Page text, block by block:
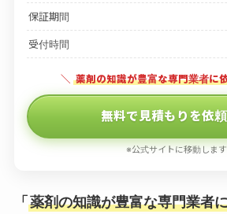
保証期間
受付時間
＼ 薬剤の知識が豊富な専門業者に
無料で見積もりを依
※公式サイトに移動します
「 薬剤の知識が豊富な専門業者